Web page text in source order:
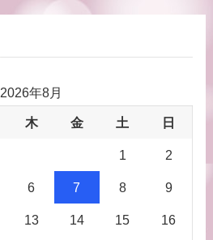
2026年8月
木 金 土 日
1 2
6 7 8 9
13 14 15 16